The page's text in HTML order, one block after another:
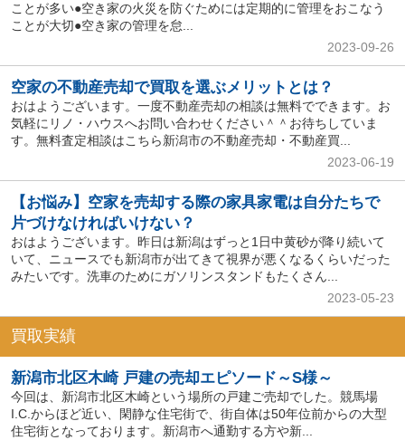
ことが多い●空き家の火災を防ぐためには定期的に管理をおこなう
ことが大切●空き家の管理を怠...
2023-09-26
空家の不動産売却で買取を選ぶメリットとは？
おはようございます。一度不動産売却の相談は無料でできます。お
気軽にリノ・ハウスへお問い合わせください＾＾お待ちしていま
す。無料査定相談はこちら新潟市の不動産売却・不動産買...
2023-06-19
【お悩み】空家を売却する際の家具家電は自分たちで
片づけなければいけない？
おはようございます。昨日は新潟はずっと1日中黄砂が降り続いて
いて、ニュースでも新潟市が出てきて視界が悪くなるくらいだった
みたいです。洗車のためにガソリンスタンドもたくさん...
2023-05-23
買取実績
新潟市北区木崎 戸建の売却エピソード～S様～
今回は、新潟市北区木崎という場所の戸建ご売却でした。競馬場
I.C.からほど近い、閑静な住宅街で、街自体は50年位前からの大型
住宅街となっております。新潟市へ通勤する方や新...